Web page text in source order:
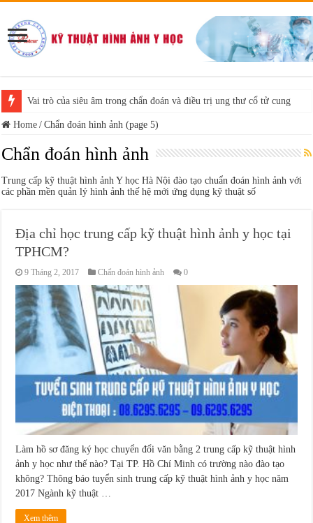
Vai trò của siêu âm trong chẩn đoán và điều trị ung thư cổ tử cung
Home / Chẩn đoán hình ảnh (page 5)
Chẩn đoán hình ảnh
Trung cấp kỹ thuật hình ảnh Y học Hà Nội đào tạo chuẩn đoán hình ảnh với
các phần mền quản lý hình ảnh thế hệ mới ứng dụng kỹ thuật số
Địa chỉ học trung cấp kỹ thuật hình ảnh y học tại
TPHCM?
9 Tháng 2, 2017 Chẩn đoán hình ảnh 0
Làm hồ sơ đăng ký học chuyển đổi văn bằng 2 trung cấp kỹ thuật hình
ảnh y học như thế nào? Tại TP. Hồ Chí Minh có trường nào đào tạo
không? Thông báo tuyển sinh trung cấp kỹ thuật hình ảnh y học năm
2017 Ngành kỹ thuật …
Xem thêm